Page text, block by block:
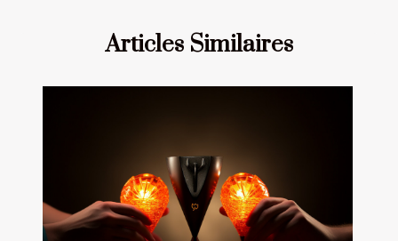
Articles Similaires